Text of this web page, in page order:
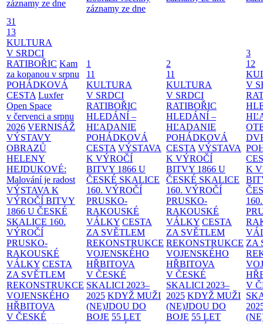
záznamy ze dne
záznamy ze dne
31
13
KULTURA
V SRDCI
RATIBOŘIC Kam
za kopanou v srpnu
POHÁDKOVÁ
CESTA Luxfer
Open Space
v červenci a srpnu
2026 VERNISÁŽ
VÝSTAVY
OBRAZŮ
HELENY
HEJDUKOVÉ:
Malování je radost
VÝSTAVA K
VÝROČÍ BITVY
1866 U ČESKÉ
SKALICE 160.
VÝROČÍ
PRUSKO-
RAKOUSKÉ
VÁLKY CESTA
ZA SVĚTLEM
REKONSTRUKCE
VOJENSKÉHO
HŘBITOVA
V ČESKÉ
1
11
KULTURA
V SRDCI
RATIBOŘIC
HLEDÁNÍ –
HĽADANIE
POHÁDKOVÁ
CESTA VÝSTAVA
K VÝROČÍ
BITVY 1866 U
ČESKÉ SKALICE
160. VÝROČÍ
PRUSKO-
RAKOUSKÉ
VÁLKY CESTA
ZA SVĚTLEM
REKONSTRUKCE
VOJENSKÉHO
HŘBITOVA
V ČESKÉ
SKALICI 2023–
2025 KDYŽ MUŽI
(NE)JDOU DO
BOJE 55 LET
2
11
KULTURA
V SRDCI
RATIBOŘIC
HLEDÁNÍ –
HĽADANIE
POHÁDKOVÁ
CESTA VÝSTAVA
K VÝROČÍ
BITVY 1866 U
ČESKÉ SKALICE
160. VÝROČÍ
PRUSKO-
RAKOUSKÉ
VÁLKY CESTA
ZA SVĚTLEM
REKONSTRUKCE
VOJENSKÉHO
HŘBITOVA
V ČESKÉ
SKALICI 2023–
2025 KDYŽ MUŽI
(NE)JDOU DO
BOJE 55 LET
3
12
V
K
ZA
V